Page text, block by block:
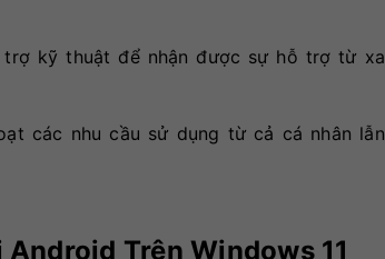
kỹ thuật để nhận được sự hỗ trợ từ xa
các nhu cầu sử dụng từ cả cá nhân lẫn
Trên Windows 11